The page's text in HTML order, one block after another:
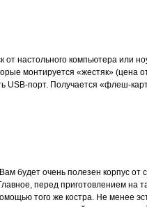
от настольного компьютера или
монтируется «жестяк» (цена
USB-порт. Получается «флеш-
будет очень полезен корпус
перед приготовлением на
того же костра. Не менее